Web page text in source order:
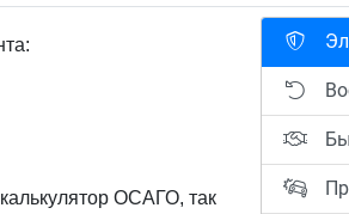
ОСАГО, так